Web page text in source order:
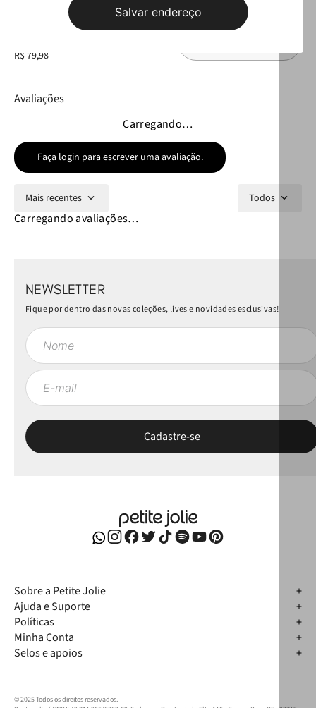
Salvar endereço
produtos
R$ 79,98
Avaliações
Carregando…
Faça login para escrever uma avaliação.
Mais recentes Todos
Carregando avaliações…
NEWSLETTER
Fique por dentro das novas coleções, lives e novidades esclusivas!
Sobre a Petite Jolie
Ajuda e Suporte
Políticas
Minha Conta
Selos e apoios
© 2025 Todos os direitos reservados.